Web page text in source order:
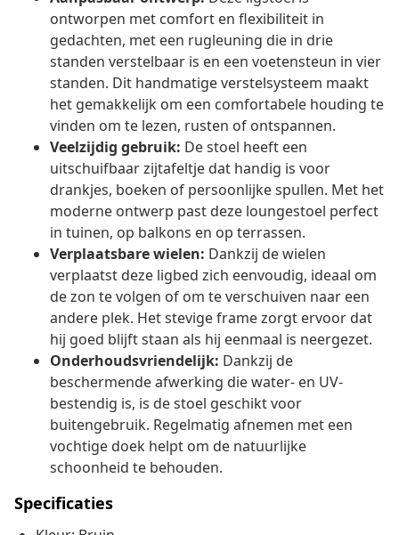
ontworpen met comfort en flexibiliteit in
gedachten, met een rugleuning die in drie
standen verstelbaar is en een voetensteun in vier
standen. Dit handmatige verstelsysteem maakt
het gemakkelijk om een comfortabele houding te
vinden om te lezen, rusten of ontspannen.
Veelzijdig gebruik: De stoel heeft een
uitschuifbaar zijtafeltje dat handig is voor
drankjes, boeken of persoonlijke spullen. Met het
moderne ontwerp past deze loungestoel perfect
in tuinen, op balkons en op terrassen.
Verplaatsbare wielen: Dankzij de wielen
verplaatst deze ligbed zich eenvoudig, ideaal om
de zon te volgen of om te verschuiven naar een
andere plek. Het stevige frame zorgt ervoor dat
hij goed blijft staan als hij eenmaal is neergezet.
Onderhoudsvriendelijk: Dankzij de
beschermende afwerking die water- en UV-
bestendig is, is de stoel geschikt voor
buitengebruik. Regelmatig afnemen met een
vochtige doek helpt om de natuurlijke
schoonheid te behouden.
Specificaties